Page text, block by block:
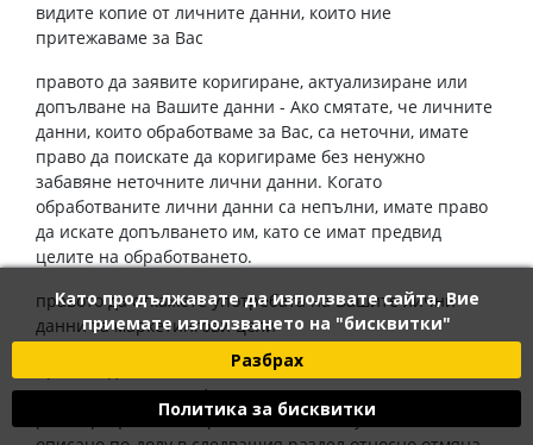
Като продължавате да използвате сайта, Вие
приемате използването на "бисквитки"
Разбрах
Политика за бисквитки
видите копие от личните данни, които ние
притежаваме за Вас
правото да заявите коригиране, актуализиране или
допълване на Вашите данни - Ако смятате, че личните
данни, които обработваме за Вас, са неточни, имате
право да поискате да коригираме без ненужно
забавяне неточните лични данни. Когато
обработваните лични данни са непълни, имате право
да искате допълването им, като се имат предвид
целите на обработването.
правото да откажете употребата на Вашите лични
данни за маркетингови цели
правото да отмените Вашето съгласие с тази политика
на поверителност и/или да заявите отмяна на
регистрацията и изтриване от нашия уебсайт, както е